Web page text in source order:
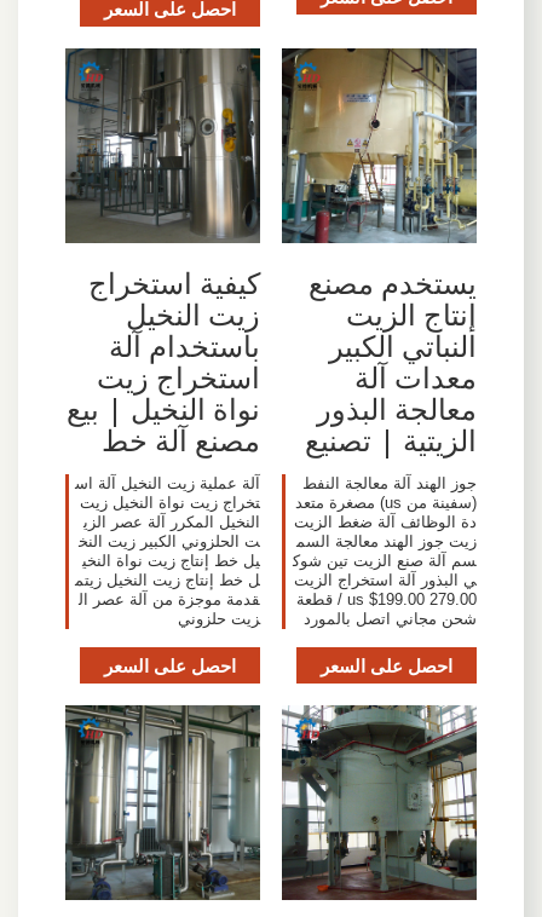
احصل على السعر
يستخدم مصنع
إنتاج الزيت
النباتي الكبير
معدات آلة
معالجة البذور
الزيتية | تصنيع
جوز الهند آلة معالجة النفط
(سفينة من us) مصغرة متعد
دة الوظائف آلة ضغط الزيت
زيت جوز الهند معالجة السم
سم آلة صنع الزيت تين شوك
ي البذور آلة استخراج الزيت
us $199.00 279.00 / قطعة
شحن مجاني اتصل بالمورد
احصل على السعر
كيفية استخراج
زيت النخيل
باستخدام آلة
استخراج زيت
نواة النخيل | بيع
مصنع آلة خط
آلة عملية زيت النخيل آلة اس
تخراج زيت نواة النخيل زيت
النخيل المكرر آلة عصر الزي
ت الحلزوني الكبير زيت النخ
يل خط إنتاج زيت نواة النخي
ل خط إنتاج زيت النخيل زيتم
قدمة موجزة من آلة عصر ال
زيت حلزوني
احصل على السعر